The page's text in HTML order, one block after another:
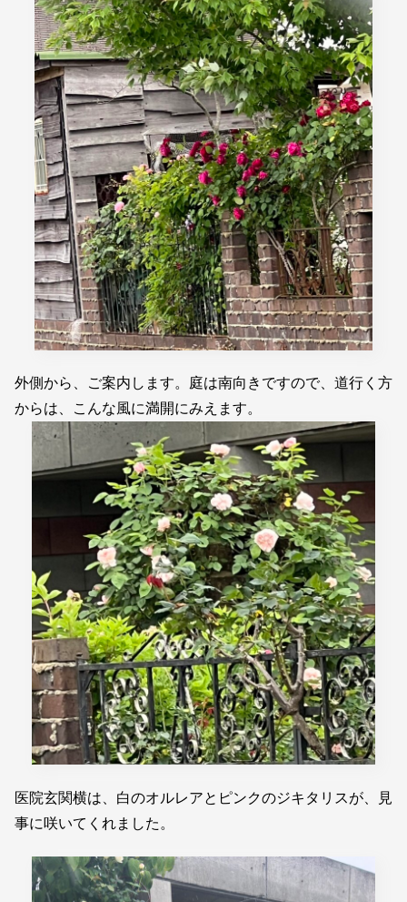
外側から、ご案内します。庭は南向きですので、道行く方
からは、こんな風に満開にみえます。
医院玄関横は、白のオルレアとピンクのジキタリスが、見
事に咲いてくれました。